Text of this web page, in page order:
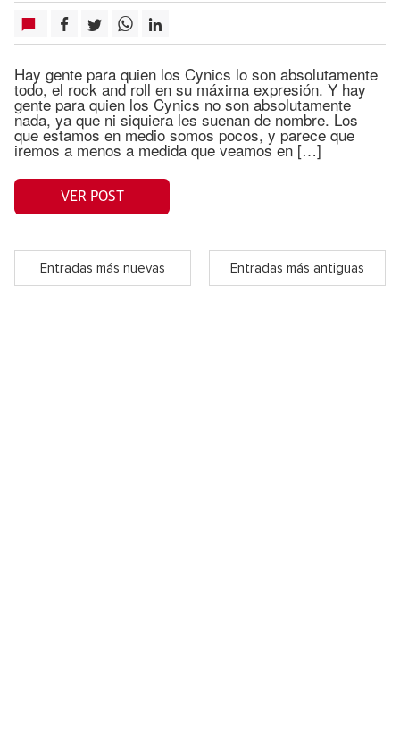
Hay gente para quien los Cynics lo son absolutamente
todo, el rock and roll en su máxima expresión. Y hay
gente para quien los Cynics no son absolutamente
nada, ya que ni siquiera les suenan de nombre. Los
que estamos en medio somos pocos, y parece que
iremos a menos a medida que veamos en […]
VER POST
Entradas más nuevas Entradas más antiguas